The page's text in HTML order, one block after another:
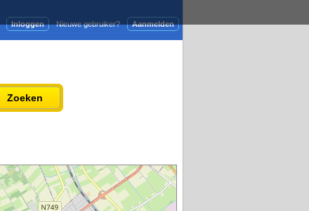
Aanmelden
Nieuwe gebruiker?
Inloggen
Zoeken